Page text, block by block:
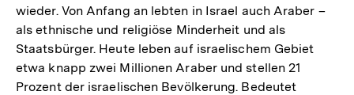
wieder. Von Anfang an lebten in Israel auch Araber –
als ethnische und religiöse Minderheit und als
Staatsbürger. Heute leben auf israelischem Gebiet
etwa knapp zwei Millionen Araber und stellen 21
Prozent der israelischen Bevölkerung. Bedeutet